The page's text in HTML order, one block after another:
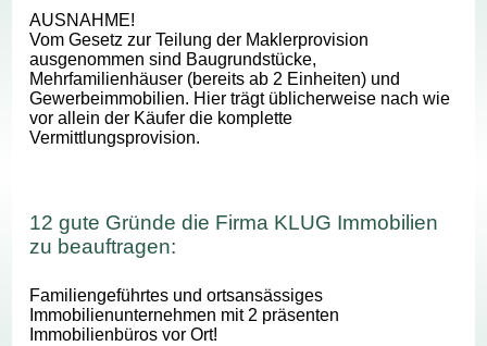
AUSNAHME!
Vom Gesetz zur Teilung der Maklerprovision
ausgenommen sind Baugrundstücke,
Mehrfamilienhäuser (bereits ab 2 Einheiten) und
Gewerbeimmobilien. Hier trägt üblicherweise nach wie
vor allein der Käufer die komplette
Vermittlungsprovision.
12 gute Gründe die Firma KLUG Immobilien
zu beauftragen:
Familiengeführtes und ortsansässiges
Immobilienunternehmen mit 2 präsenten
Immobilienbüros vor Ort!